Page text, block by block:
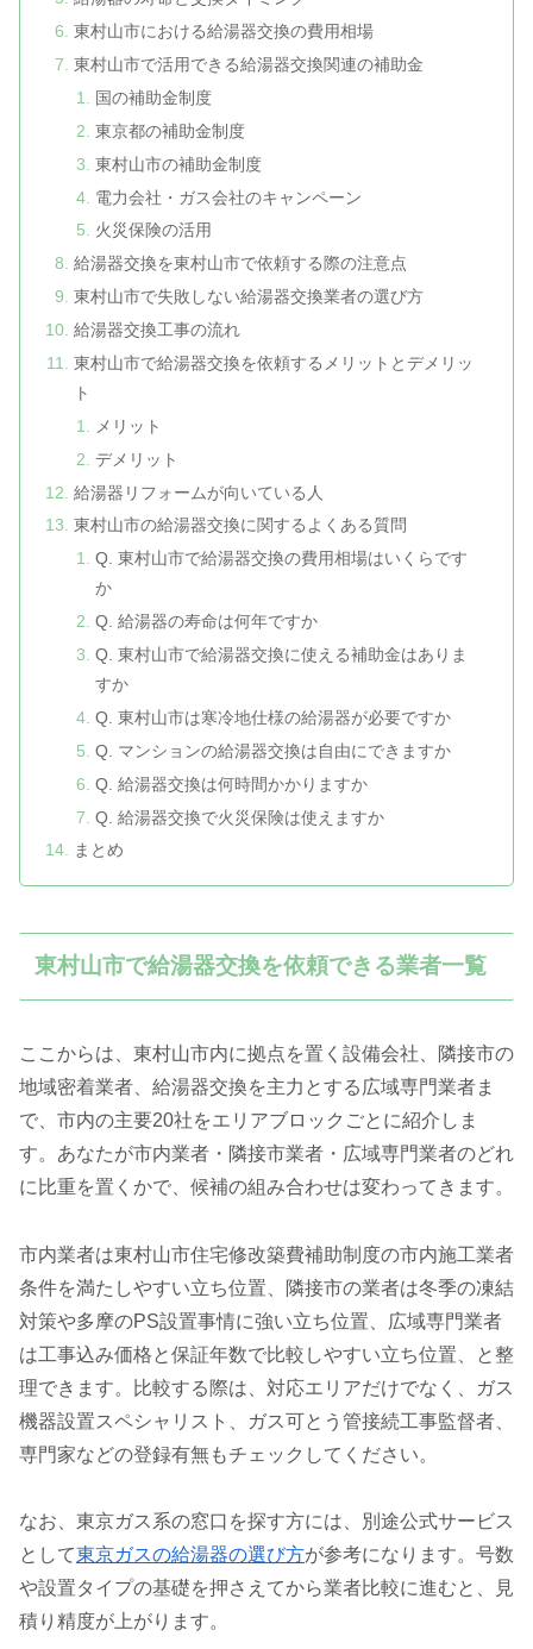
東村山市における給湯器交換の費用相場
東村山市で活用できる給湯器交換関連の補助金
国の補助金制度
東京都の補助金制度
東村山市の補助金制度
電力会社・ガス会社のキャンペーン
火災保険の活用
給湯器交換を東村山市で依頼する際の注意点
東村山市で失敗しない給湯器交換業者の選び方
給湯器交換工事の流れ
東村山市で給湯器交換を依頼するメリットとデメリッ
ト
メリット
デメリット
給湯器リフォームが向いている人
東村山市の給湯器交換に関するよくある質問
Q. 東村山市で給湯器交換の費用相場はいくらです
か
Q. 給湯器の寿命は何年ですか
Q. 東村山市で給湯器交換に使える補助金はありま
すか
Q. 東村山市は寒冷地仕様の給湯器が必要ですか
Q. マンションの給湯器交換は自由にできますか
Q. 給湯器交換は何時間かかりますか
Q. 給湯器交換で火災保険は使えますか
まとめ
東村山市で給湯器交換を依頼できる業者一覧
ここからは、東村山市内に拠点を置く設備会社、隣接市の
地域密着業者、給湯器交換を主力とする広域専門業者ま
で、市内の主要20社をエリアブロックごとに紹介しま
す。あなたが市内業者・隣接市業者・広域専門業者のどれ
に比重を置くかで、候補の組み合わせは変わってきます。
市内業者は東村山市住宅修改築費補助制度の市内施工業者
条件を満たしやすい立ち位置、隣接市の業者は冬季の凍結
対策や多摩のPS設置事情に強い立ち位置、広域専門業者
は工事込み価格と保証年数で比較しやすい立ち位置、と整
理できます。比較する際は、対応エリアだけでなく、ガス
機器設置スペシャリスト、ガス可とう管接続工事監督者、
専門家などの登録有無もチェックしてください。
なお、東京ガス系の窓口を探す方には、別途公式サービス
として東京ガスの給湯器の選び方が参考になります。号数
や設置タイプの基礎を押さえてから業者比較に進むと、見
積り精度が上がります。